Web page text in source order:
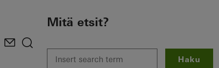
Mitä etsit?
Haku